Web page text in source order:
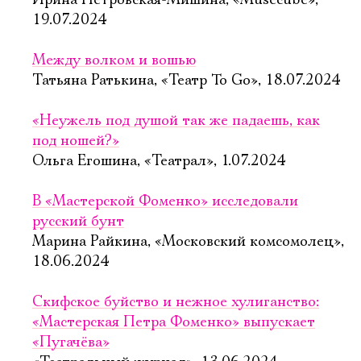
19.07.2024
Между волком и вошью
Татьяна Ратькина, «Театр To Go», 18.07.2024
«Неужель под душой так же падаешь, как
под ношей?»
Ольга Егошина, «Театрал», 1.07.2024
В «Мастерской Фоменко» исследовали
русский бунт
Марина Райкина, «Московский комсомолец»,
18.06.2024
Скифское буйство и нежное хулиганство:
«Мастерская Петра Фоменко» выпускает
«Пугачёва»
Электропочта